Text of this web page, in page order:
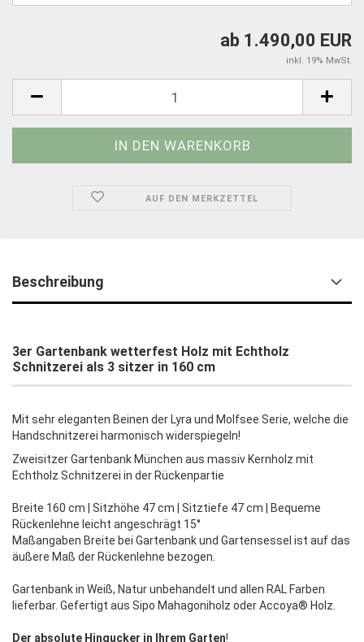
ab 1.490,00 EUR
inkl. 19% MwSt.
AUF DEN MERKZETTEL
Beschreibung
3er Gartenbank wetterfest Holz mit Echtholz
Schnitzerei als 3 sitzer in 160 cm
Mit sehr eleganten Beinen der Lyra und Molfsee Serie, welche die
Handschnitzerei harmonisch widerspiegeln!
Zweisitzer Gartenbank München aus massiv Kernholz mit
Echtholz Schnitzerei in der Rückenpartie
Breite 160 cm | Sitzhöhe 47 cm | Sitztiefe 47 cm | Bequeme
Rückenlehne leicht angeschrägt 15°
Maßangaben Breite bei Gartenbank und Gartensessel ist auf das
äußere Maß der Rückenlehne bezogen.
Gartenbank in Weiß, Natur unbehandelt und allen RAL Farben
lieferbar. Gefertigt aus Sipo Mahagoniholz oder Accoya® Holz.
Der absolute Hingucker in Ihrem Garten!